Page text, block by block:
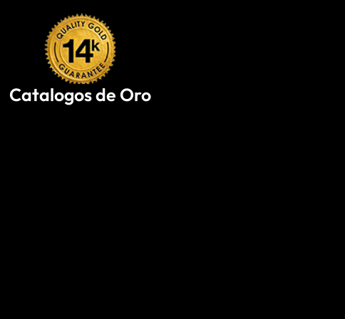
Catalogos de Oro